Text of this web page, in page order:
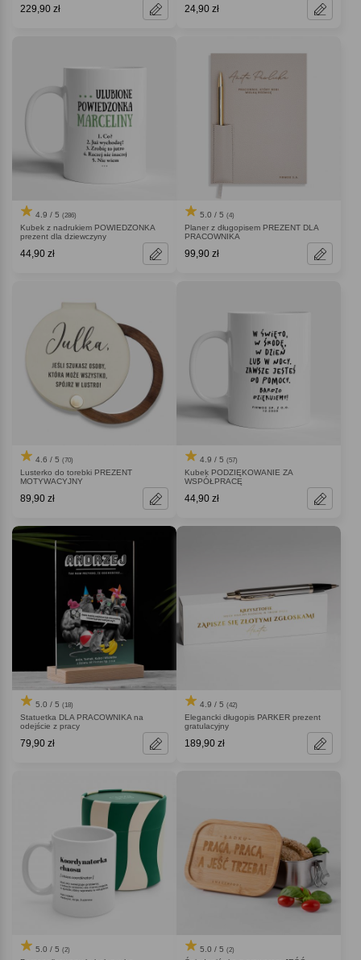
229,90 zł 24,90 zł
4.9 / 5 (286)
Kubek z nadrukiem POWIEDZONKA
prezent dla dziewczyny
44,90 zł
5.0 / 5 (4)
Planer z długopisem PREZENT DLA
PRACOWNIKA
99,90 zł
4.6 / 5 (70)
Lusterko do torebki PREZENT
MOTYWACYJNY
89,90 zł
4.9 / 5 (57)
Kubek PODZIĘKOWANIE ZA
WSPÓŁPRACĘ
44,90 zł
5.0 / 5 (18)
Statuetka DLA PRACOWNIKA na
odejście z pracy
79,90 zł
4.9 / 5 (42)
Elegancki długopis PARKER prezent
gratulacyjny
189,90 zł
5.0 / 5 (2) 5.0 / 5 (2)